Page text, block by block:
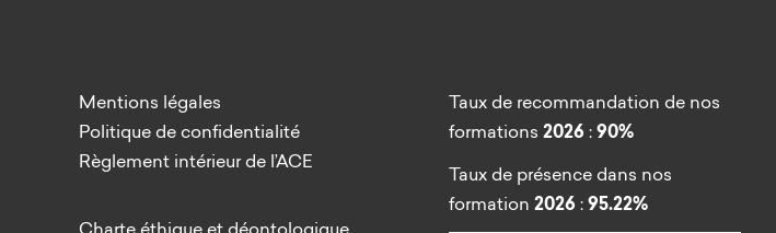
Mentions légales
Politique de confidentialité
Règlement intérieur de l’ACE
Taux de recommandation de nos
formations 2026 :90%
Taux de présence dans nos
formation 2026 :95.22%